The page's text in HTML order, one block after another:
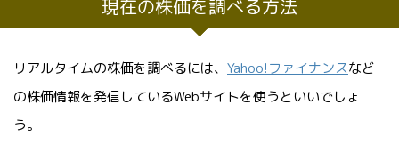
現在の株価を調べる方法
リアルタイムの株価を調べるには、 Yahoo!ファイナンスなど
の株価情報を発信しているWebサイトを使うといいでしょ
う。